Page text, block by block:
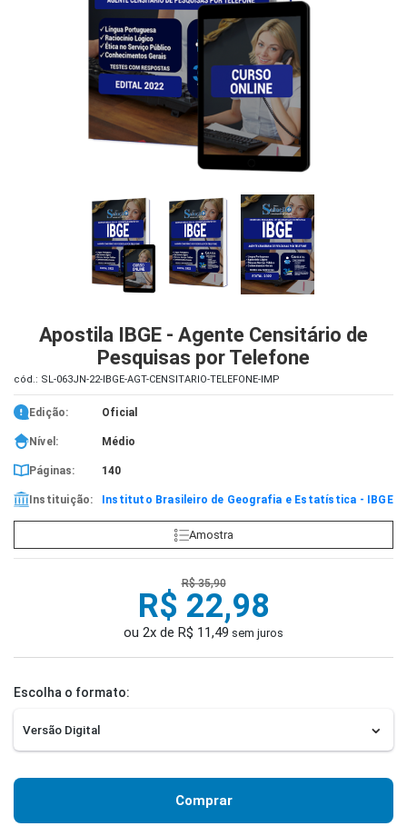
Apostila IBGE - Agente Censitário de
Pesquisas por Telefone
cód.: SL-063JN-22-IBGE-AGT-CENSITARIO-TELEFONE-IMP
Edição: Oficial
Nível: Médio
Páginas: 140
Instituição: Instituto Brasileiro de Geografia e Estatística - IBGE
Amostra
R$ 35,90
R$ 22,98
ou 2x de R$ 11,49 sem juros
Escolha o formato:
Comprar